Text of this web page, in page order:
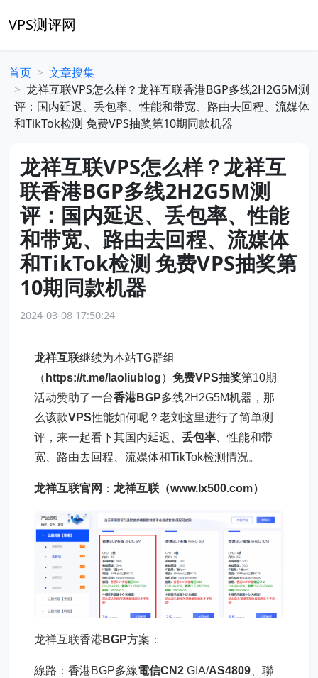
VPS测评网
首页
文章搜集
龙祥互联VPS怎么样？龙祥互联香港BGP多线2H2G5M测
评：国内延迟、丢包率、性能和带宽、路由去回程、流媒体
和TikTok检测 免费VPS抽奖第10期同款机器
龙祥互联VPS怎么样？龙祥互
联香港BGP多线2H2G5M测
评：国内延迟、丢包率、性能
和带宽、路由去回程、流媒体
和TikTok检测 免费VPS抽奖第
10期同款机器
2024-03-08 17:50:24
龙祥互联继续为本站TG群组
（ https://t.me/laoliublog） 免费VPS抽奖第10期
活动赞助了一台香港BGP多线2H2G5M机器，那
么该款VPS性能如何呢？老刘这里进行了简单测
评，来一起看下其国内延迟、 丢包率 、性能和带
宽、路由去回程、流媒体和TikTok检测情况。
龙祥互联官网 ： 龙祥互联（www.lx500.com）
龙祥互联香港 BGP方案：
線路：香港BGP多線電信CN2 GIA/AS4809 、聯